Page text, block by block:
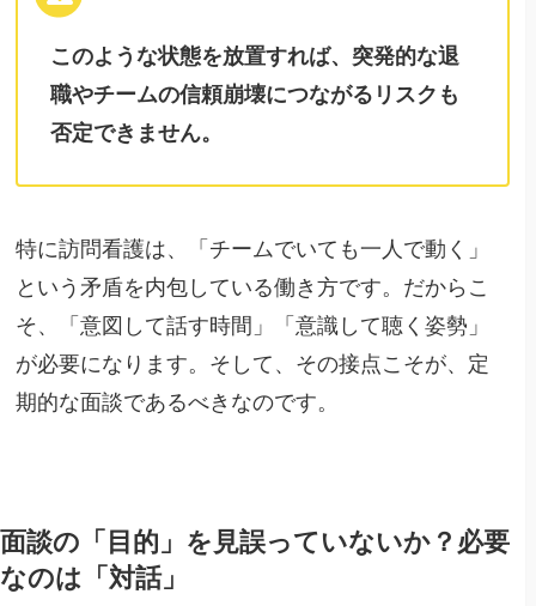
このような状態を放置すれば、突発的な退
職やチームの信頼崩壊につながるリスクも
否定できません。
特に訪問看護は、「チームでいても一人で動く」
という矛盾を内包している働き方です。だからこ
そ、「意図して話す時間」「意識して聴く姿勢」
が必要になります。そして、その接点こそが、定
期的な面談であるべきなのです。
面談の「目的」を見誤っていないか？必要
なのは「対話」